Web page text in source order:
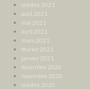
octobre 2021
août 2021
mai 2021
avril 2021
mars 2021
février 2021
janvier 2021
décembre 2020
novembre 2020
octobre 2020